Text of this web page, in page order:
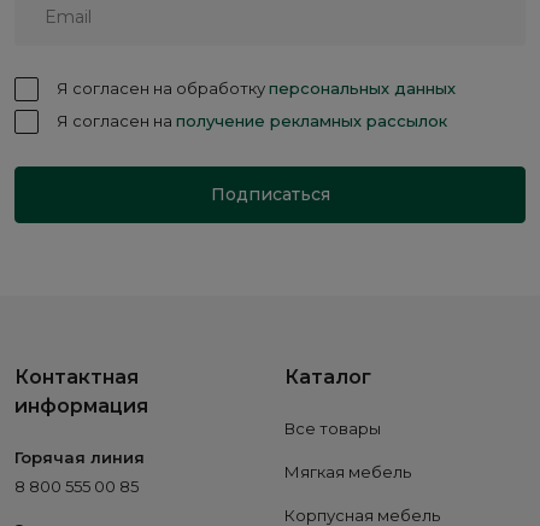
Я согласен на обработкуперсональных данных
Я согласен на получение рекламных рассылок
Подписаться
Контактная
информация
Горячая линия
8 800 555 00 85
Каталог
Все товары
Мягкая мебель
Корпусная мебель